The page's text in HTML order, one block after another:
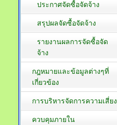
ประกาศจัดซื้อจัดจ้าง
สรุปผลจัดซื้อจัดจ้าง
รายงานผลการจัดซื้อจัด
จ้าง
กฎหมายและข้อมูลต่างๆที่
เกี่ยวข้อง
การบริหารจัดการความเสี่ยง
ควบคุมภายใน